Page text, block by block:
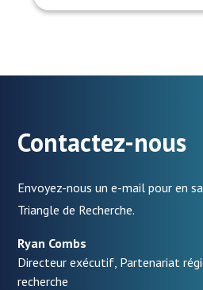
Contactez-nous
Envoyez-nous un e-mail pour en
Triangle de Recherche.
Ryan Combs
Directeur exécutif, Partenariat
recherche